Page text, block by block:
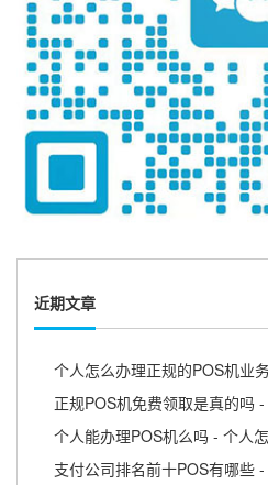
近期文章
个人怎么办理正规的POS机业
正规POS机免费领取是真的吗
个人能办理POS机么吗 - 个人
支付公司排名前十POS有哪些